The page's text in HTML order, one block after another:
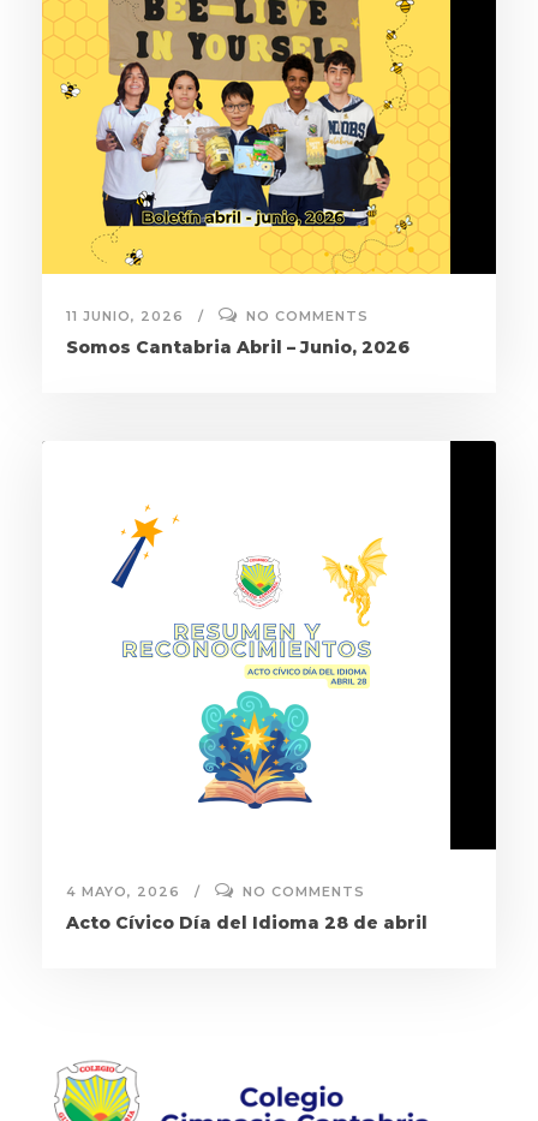
11 JUNIO, 2026 NO COMMENTS
Somos Cantabria Abril – Junio, 2026
4 MAYO, 2026 NO COMMENTS
Acto Cívico Día del Idioma 28 de abril